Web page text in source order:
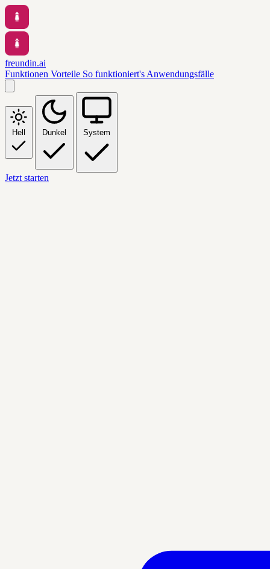
freundin.ai
Funktionen Vorteile So funktioniert's Anwendungsfälle
Hell Dunkel System
Jetzt starten